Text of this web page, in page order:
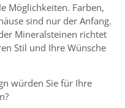
Möglichkeiten. Farben,
sind nur der Anfang.
Mineralsteinen richtet
Stil und Ihre Wünsche
würden Sie für Ihre